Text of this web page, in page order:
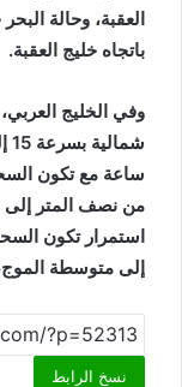
العقبة، وحالة
باتجاه خليج العقبة.
وفي الخليج
ساعة مع تكون
من نصف المتر إلى
استمرار تكون
إلى متوسطة
نسخ الرابط